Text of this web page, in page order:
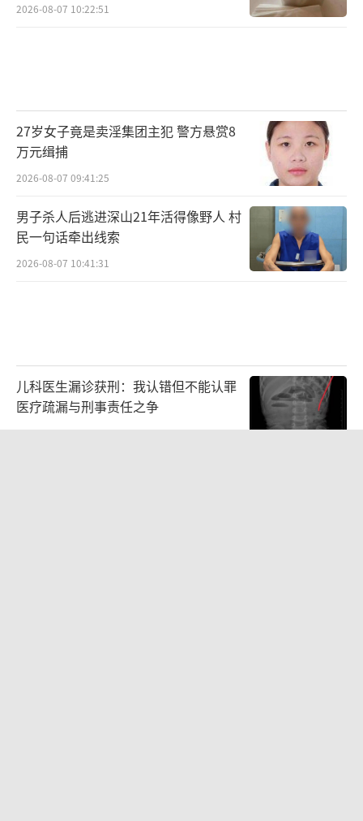
2026-08-07 10:22:51
27岁女子竟是卖淫集团主犯 警方悬赏8
万元缉捕
2026-08-07 09:41:25
男子杀人后逃进深山21年活得像野人 村
民一句话牵出线索
2026-08-07 10:41:31
儿科医生漏诊获刑：我认错但不能认罪
医疗疏漏与刑事责任之争
2026-08-06 13:45:15